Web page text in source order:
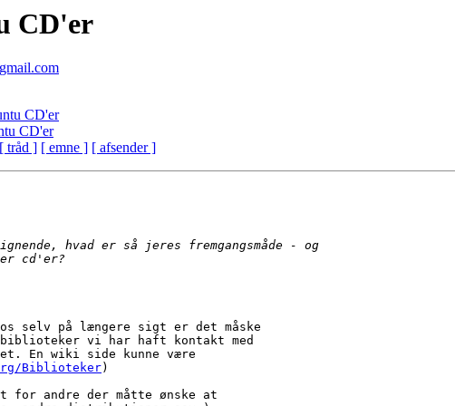
CD'er
CD'er
CD'er
[ tråd ] [ emne ] [ afsender ]
selv på længere sigt er det måske
vi har haft kontakt med
En wiki side kunne være
Biblioteker)
for andre der måtte ønske at